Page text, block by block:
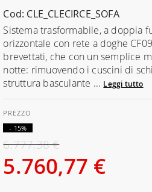
Cod: CLE_CLECIRCE_SOFA
Sistema trasformabile, a doppia
orizzontale con rete a doghe
brevettati, che con un semplice
notte: rimuovendo i cuscini di
struttura basculante ... Leggi tutto
5.760,77 €
6.777,38 €
- 15%